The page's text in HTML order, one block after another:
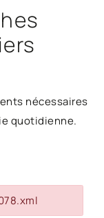
nécessaires
quotidienne.